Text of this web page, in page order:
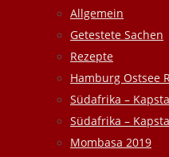
Allgemein
Getestete Sachen
Rezepte
Hamburg Ostsee
Südafrika –
Südafrika –
Mombasa 2019